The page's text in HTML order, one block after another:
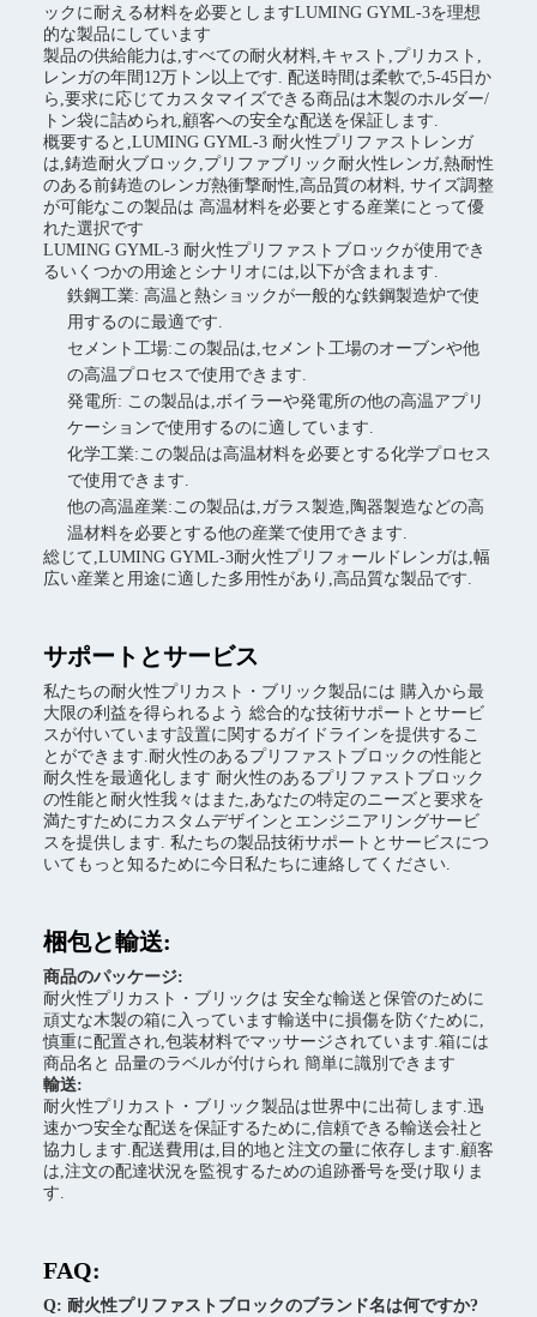
ックに耐える材料を必要としますLUMING GYML-3を理想
的な製品にしています
製品の供給能力は,すべての耐火材料,キャスト,プリカスト,
レンガの年間12万トン以上です. 配送時間は柔軟で,5-45日か
ら,要求に応じてカスタマイズできる商品は木製のホルダー/
トン袋に詰められ,顧客への安全な配送を保証します.
概要すると,LUMING GYML-3 耐火性プリファストレンガ
は,鋳造耐火ブロック,プリファブリック耐火性レンガ,熱耐性
のある前鋳造のレンガ熱衝撃耐性,高品質の材料, サイズ調整
が可能なこの製品は 高温材料を必要とする産業にとって優
れた選択です
LUMING GYML-3 耐火性プリファストブロックが使用でき
るいくつかの用途とシナリオには,以下が含まれます.
鉄鋼工業: 高温と熱ショックが一般的な鉄鋼製造炉で使
用するのに最適です.
セメント工場:この製品は,セメント工場のオーブンや他
の高温プロセスで使用できます.
発電所: この製品は,ボイラーや発電所の他の高温アプリ
ケーションで使用するのに適しています.
化学工業:この製品は高温材料を必要とする化学プロセス
で使用できます.
他の高温産業:この製品は,ガラス製造,陶器製造などの高
温材料を必要とする他の産業で使用できます.
総じて,LUMING GYML-3耐火性プリフォールドレンガは,幅
広い産業と用途に適した多用性があり,高品質な製品です.
サポートとサービス
私たちの耐火性プリカスト・ブリック製品には 購入から最
大限の利益を得られるよう 総合的な技術サポートとサービ
スが付いています設置に関するガイドラインを提供するこ
とができます.耐火性のあるプリファストブロックの性能と
耐久性を最適化します 耐火性のあるプリファストブロック
の性能と耐火性我々はまた,あなたの特定のニーズと要求を
満たすためにカスタムデザインとエンジニアリングサービ
スを提供します. 私たちの製品技術サポートとサービスにつ
いてもっと知るために今日私たちに連絡してください.
梱包と輸送:
商品のパッケージ:
耐火性プリカスト・ブリックは 安全な輸送と保管のために
頑丈な木製の箱に入っています輸送中に損傷を防ぐために,
慎重に配置され,包装材料でマッサージされています.箱には
商品名と 品量のラベルが付けられ 簡単に識別できます
輸送:
耐火性プリカスト・ブリック製品は世界中に出荷します.迅
速かつ安全な配送を保証するために,信頼できる輸送会社と
協力します.配送費用は,目的地と注文の量に依存します.顧客
は,注文の配達状況を監視するための追跡番号を受け取りま
す.
FAQ:
Q: 耐火性プリファストブロックのブランド名は何ですか?